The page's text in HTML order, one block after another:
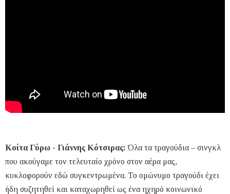
Κοίτα Γύρω - Γιάννης Κότσιρας:Όλα τα τραγούδια – σινγκλ
που ακούγαμε τον τελευταίο χρόνο στον αέρα μας,
κυκλοφορούν εδώ συγκεντρωμένα. Το ομώνυμο τραγούδι έχει
ήδη συζητηθεί και καταχωρηθεί ως ένα ηχηρό κοινωνικό